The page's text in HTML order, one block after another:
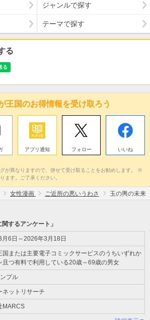
ジャンルで探す
テーマで探す
る
王国のお得情報を受け取ろう
アプリ通知 フォロー いいね
が異なりますので、併せて受け取ることをお勧めします。 ※
ます。ご了承ください。
女性漫画 ご近所の悪いうわさ 玉の輿の未来
するアンケート」
6日～2026年3月18日
国または主要電子コミックサービスのうちいずれか
且つ有料で利用している20歳～69歳の男女
プル
ネットリサーチ
MARCS